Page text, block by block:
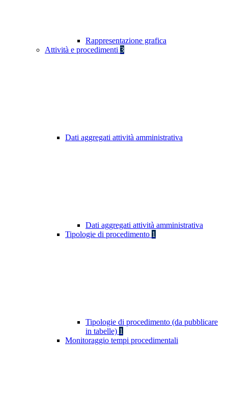
Rappresentazione grafica
Attività e procedimenti 3
Dati aggregati attività amministrativa
Dati aggregati attività amministrativa
Tipologie di procedimento 1
Tipologie di procedimento (da pubblicare
in tabelle) 1
Monitoraggio tempi procedimentali